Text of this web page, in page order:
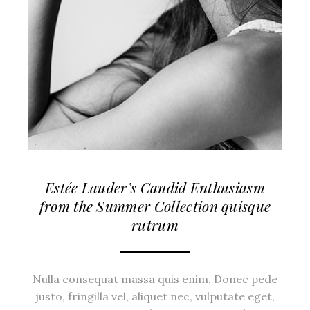
Estée Lauder’s Candid Enthusiasm
from the Summer Collection quisque
rutrum
Nulla consequat massa quis enim. Donec pede
justo, fringilla vel, aliquet nec, vulputate eget,